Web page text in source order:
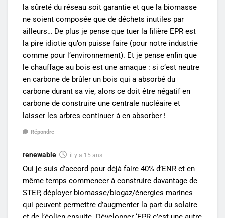
la sûreté du réseau soit garantie et que la biomasse
ne soient composée que de déchets inutiles par
ailleurs… De plus je pense que tuer la filière EPR est
la pire idiotie qu’on puisse faire (pour notre industrie
comme pour l’environnement). Et je pense enfin que
le chauffage au bois est une arnaque : si c’est neutre
en carbone de brûler un bois qui a absorbé du
carbone durant sa vie, alors ce doit être négatif en
carbone de construire une centrale nucléaire et
laisser les arbres continuer à en absorber !
Répondre
renewable il y a 15 ans
Oui je suis d’accord pour déjà faire 40% d’ENR et en
même temps commencer à construire davantage de
STEP, déployer biomasse/biogaz/énergies marines
qui peuvent permettre d’augmenter la part du solaire